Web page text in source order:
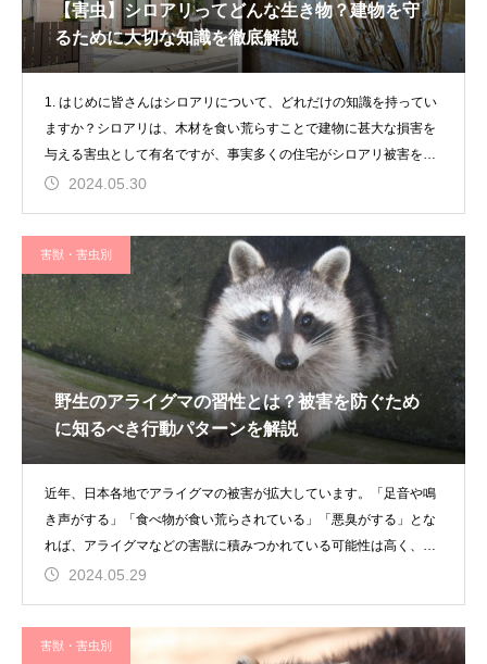
【害虫】シロアリってどんな生き物？建物を守
るために大切な知識を徹底解説
1. はじめに皆さんはシロアリについて、どれだけの知識を持ってい
ますか？シロアリは、木材を食い荒らすことで建物に甚大な損害を
与える害虫として有名ですが、事実多くの住宅がシロアリ被害を受
けてお2024.05.30
害獣・害虫別
野生のアライグマの習性とは？被害を防ぐため
に知るべき行動パターンを解説
近年、日本各地でアライグマの被害が拡大しています。「足音や鳴
き声がする」「食べ物が食い荒らされている」「悪臭がする」とな
れば、アライグマなどの害獣に積みつかれている可能性は高く、放
置するほど
2024.05.29
害獣・害虫別